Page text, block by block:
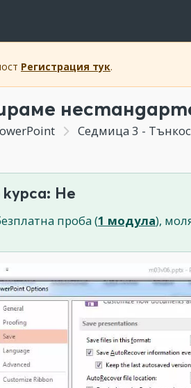
Регистрация тук.
Седмица 3 - Тънкости и
Не
проба (1 модула),